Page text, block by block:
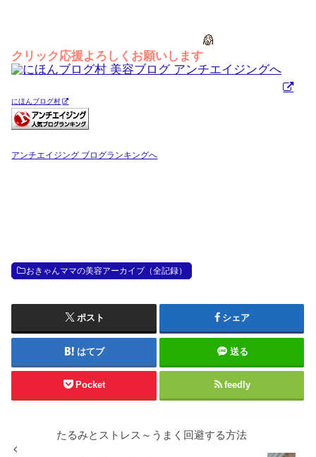
クリック応援よろしくお願いします
にほんブログ村
アンチエイジング ブログランキングへ
おきゃんママの美容アーカイブ（全記録）
ポスト シェア
はてブ 送る
Pocket feedly
たるみとストレス～うまく回避する方法